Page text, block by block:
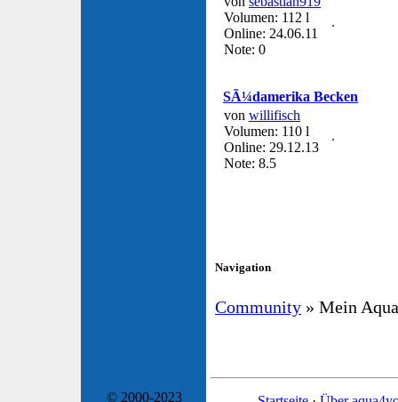
Volumen: 112 l
Online: 24.06.11
Note: 0
SÃ¼damerika Becken
von willifisch
Volumen: 110 l
Online: 29.12.13
Note: 8.5
Navigation
Community » Mein
© 2000-2023